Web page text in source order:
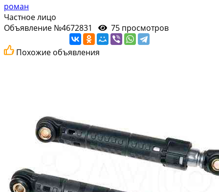
роман
Частное лицо
Объявление №4672831
75 просмотров
Похожие объявления